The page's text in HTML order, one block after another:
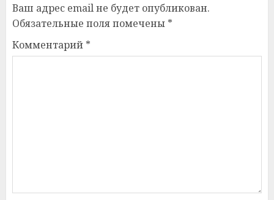
Ваш адрес email не будет опубликован.
Обязательные поля помечены *
Комментарий *